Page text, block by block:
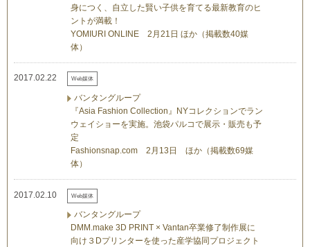
身につく、自立した賢い子供を育てる最新教育のヒ
ントが満載！
YOMIURI ONLINE 2月21日 ほか（掲載数40媒
体）
2017.02.22 Web媒体
バンタングループ
『Asia Fashion Collection』NYコレクションでラン
ウェイショーを実施。池袋パルコで展示・販売も予
定
Fashionsnap.com 2月13日 ほか（掲載数69媒
体）
2017.02.10 Web媒体
バンタングループ
DMM.make 3D PRINT × Vantan卒業修了制作展に
向け３Dプリンターを使った産学協同プロジェクト